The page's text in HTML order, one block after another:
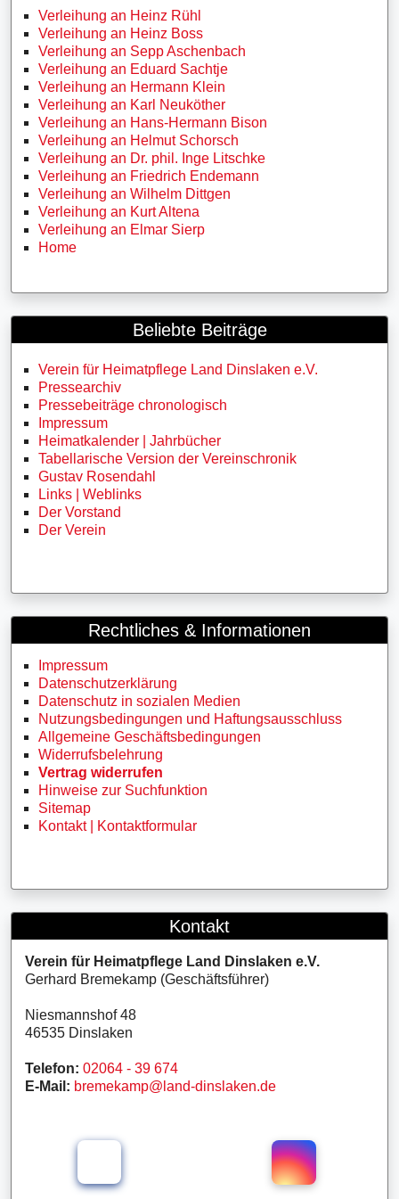
Verleihung an Heinz Rühl
Verleihung an Heinz Boss
Verleihung an Sepp Aschenbach
Verleihung an Eduard Sachtje
Verleihung an Hermann Klein
Verleihung an Karl Neuköther
Verleihung an Hans-Hermann Bison
Verleihung an Helmut Schorsch
Verleihung an Dr. phil. Inge Litschke
Verleihung an Friedrich Endemann
Verleihung an Wilhelm Dittgen
Verleihung an Kurt Altena
Verleihung an Elmar Sierp
Home
Beliebte Beiträge
Verein für Heimatpflege Land Dinslaken e.V.
Pressearchiv
Pressebeiträge chronologisch
Impressum
Heimatkalender | Jahrbücher
Tabellarische Version der Vereinschronik
Gustav Rosendahl
Links | Weblinks
Der Vorstand
Der Verein
Rechtliches & Informationen
Impressum
Datenschutzerklärung
Datenschutz in sozialen Medien
Nutzungsbedingungen und Haftungsausschluss
Allgemeine Geschäftsbedingungen
Widerrufsbelehrung
Vertrag widerrufen
Hinweise zur Suchfunktion
Sitemap
Kontakt | Kontaktformular
Kontakt
Verein für Heimatpflege Land Dinslaken e.V.
Gerhard Bremekamp (Geschäftsführer)
Niesmannshof 48
46535 Dinslaken
Telefon: 02064 - 39 674
E-Mail: bremekamp@land-dinslaken.de